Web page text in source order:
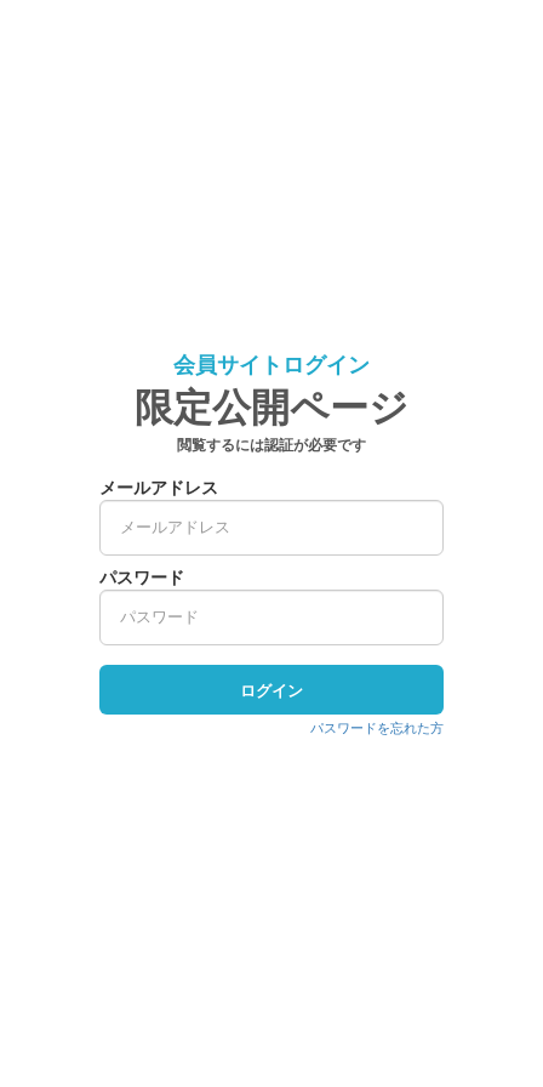
会員サイトログイン
限定公開ページ
閲覧するには認証が必要です
メールアドレス
パスワード
ログイン
パスワードを忘れた方